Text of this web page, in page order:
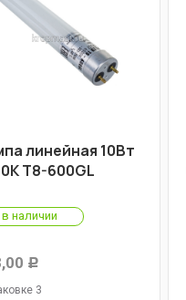
линейная 10Вт
Т8-600GL
в наличии
Р
3